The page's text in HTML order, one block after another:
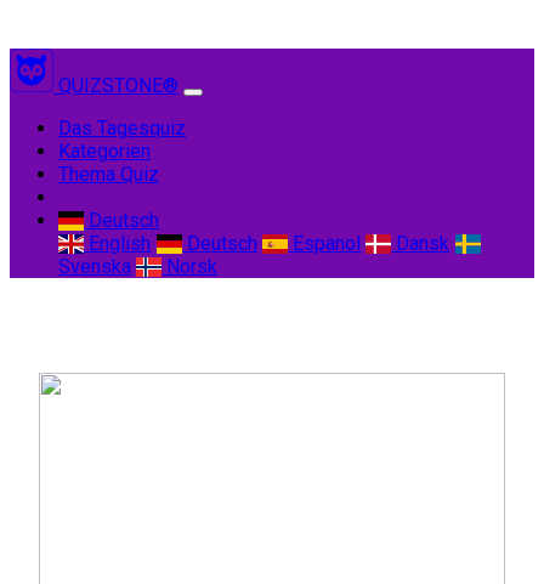
QUIZSTONE®
Das Tagesquiz
Kategorien
Thema Quiz
Deutsch
English
Deutsch Espanol
Dansk
Svenska
Norsk